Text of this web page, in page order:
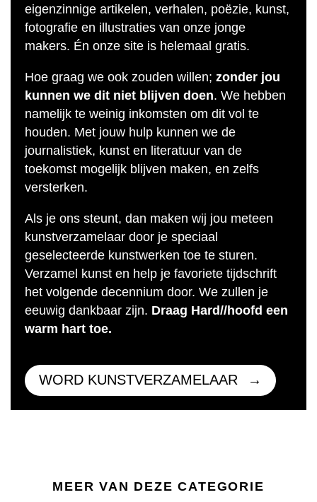
eigenzinnige artikelen, verhalen, poëzie, kunst,
fotografie en illustraties van onze jonge
makers. Én onze site is helemaal gratis.
Hoe graag we ook zouden willen; zonder jou
kunnen we dit niet blijven doen. We hebben
namelijk te weinig inkomsten om dit vol te
houden. Met jouw hulp kunnen we de
journalistiek, kunst en literatuur van de
toekomst mogelijk blijven maken, en zelfs
versterken.
Als je ons steunt, dan maken wij jou meteen
kunstverzamelaar door je speciaal
geselecteerde kunstwerken toe te sturen.
Verzamel kunst en help je favoriete tijdschrift
het volgende decennium door. We zullen je
eeuwig dankbaar zijn. Draag Hard//hoofd een
warm hart toe.
WORD KUNSTVERZAMELAAR
MEER VAN DEZE CATEGORIE